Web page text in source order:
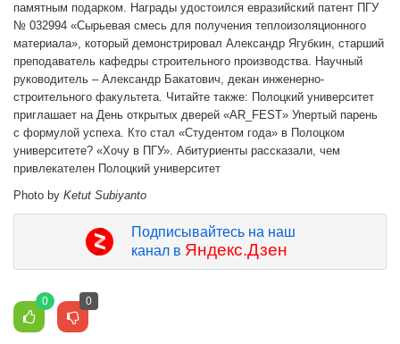
памятным подарком. Награды удостоился евразийский патент ПГУ
№ 032994 «Сырьевая смесь для получения теплоизоляционного
материала», который демонстрировал Александр Ягубкин, старший
преподаватель кафедры строительного производства. Научный
руководитель – Александр Бакатович, декан инженерно-
строительного факультета. Читайте также: Полоцкий университет
приглашает на День открытых дверей «AR_FEST» Упертый парень
с формулой успеха. Кто стал «Студентом года» в Полоцком
университете? «Хочу в ПГУ». Абитуриенты рассказали, чем
привлекателен Полоцкий университет
Photo by Ketut Subiyanto
Подписывайтесь на наш
канал в Яндекс.Дзен
0 0